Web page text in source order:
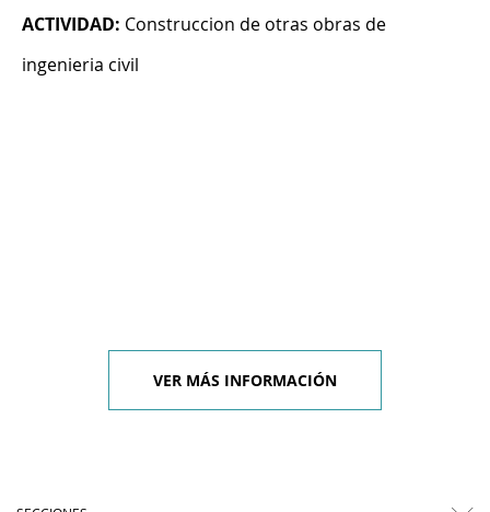
ACTIVIDAD: Construccion de otras obras de
ingenieria civil
VER MÁS INFORMACIÓN